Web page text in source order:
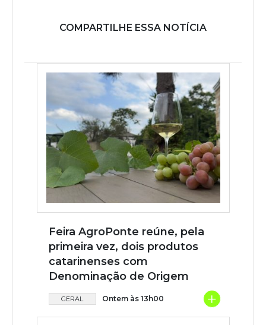
COMPARTILHE ESSA NOTÍCIA
Feira AgroPonte reúne, pela
primeira vez, dois produtos
catarinenses com
Denominação de Origem
GERAL Ontem às 13h00 +